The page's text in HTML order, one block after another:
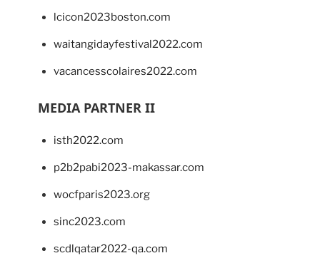
lcicon2023boston.com
waitangidayfestival2022.com
vacancesscolaires2022.com
MEDIA PARTNER II
isth2022.com
p2b2pabi2023-makassar.com
wocfparis2023.org
sinc2023.com
scdlqatar2022-qa.com